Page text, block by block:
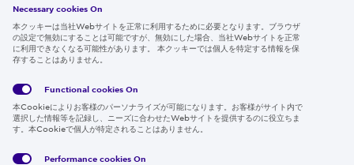
IR情報
採用情報
Follow us
Necessary cookies On
本クッキーは当社Webサイトを正常に利用するために必要となります。ブラウザ
の設定で無効にすることは可能ですが、無効にした場合、当社Webサイトを正常
に利用できなくなる可能性があります。 本クッキーでは個人を特定する情報を保
存することはありません。
Functional cookies On
本Cookieによりお客様のパーソナライズが可能になります。お客様がサイト内で
選択した情報等を記録し、ニーズに合わせたWebサイトを提供するのに役立ちま
す。本Cookieで個人が特定されることはありません。
Performance cookies On